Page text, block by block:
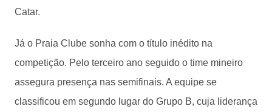
Catar.
Já o Praia Clube sonha com o título inédito na
competição. Pelo terceiro ano seguido o time mineiro
assegura presença nas semifinais. A equipe se
classificou em segundo lugar do Grupo B, cuja liderança